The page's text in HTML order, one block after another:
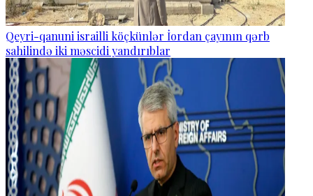
Qeyri-qanuni israilli köçkünlər İordan çayının qərb
sahilində iki məscidi yandırıblar